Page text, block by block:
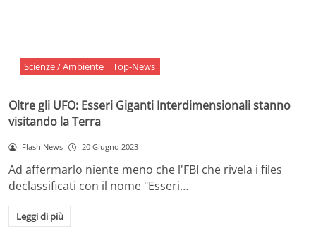
Scienze / Ambiente Top-News
Oltre gli UFO: Esseri Giganti Interdimensionali stanno
visitando la Terra
Flash News 20 Giugno 2023
Ad affermarlo niente meno che l'FBI che rivela i files
declassificati con il nome "Esseri…
Leggi di più